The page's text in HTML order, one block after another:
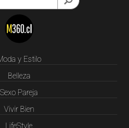
y Estilo
Belleza
Sexo Pareja
Vivir Bien
LifeStyle